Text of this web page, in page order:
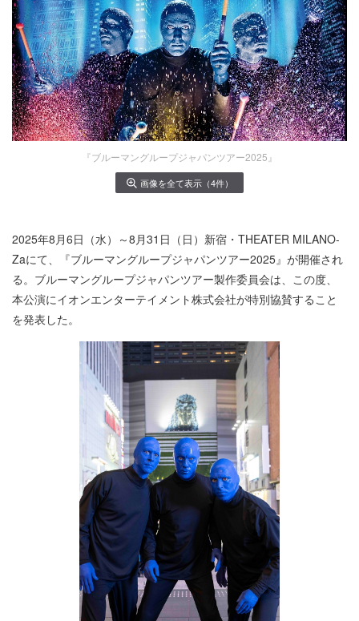
『ブルーマングループジャパンツアー2025』
画像を全て表示（4件）
2025年8月6日（水）～8月31日（日）新宿・THEATER MILANO-
Zaにて、『ブルーマングループジャパンツアー2025』が開催され
る。ブルーマングループジャパンツアー製作委員会は、この度、
本公演にイオンエンターテイメント株式会社が特別協賛すること
を発表した。